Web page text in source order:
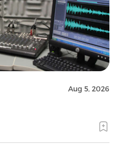
Aug 5, 2026